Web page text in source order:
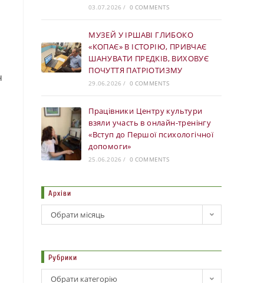
03.07.2026 / 0 COMMENTS
МУЗЕЙ У ІРШАВІ ГЛИБОКО
«КОПАЄ» В ІСТОРІЮ, ПРИВЧАЄ
ШАНУВАТИ ПРЕДКІВ, ВИХОВУЄ
ПОЧУТТЯ ПАТРІОТИЗМУ
29.06.2026 / 0 COMMENTS
Працівники Центру культури
взяли участь в онлайн-тренінгу
«Вступ до Першої психологічної
допомоги»
25.06.2026 / 0 COMMENTS
Архіви
Обрати місяць
Рубрики
Обрати категорію